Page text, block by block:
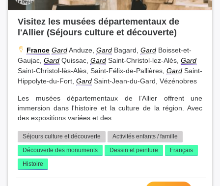
Visitez les musées départementaux de
l'Allier (Séjours culture et découverte)
France GardAnduze, Gard Bagard, Gard Boisset-et-
Gaujac, Gard Quissac, Gard Saint-Christol-lez-Alès, Gard
Saint-Christol-lès-Alès, Saint-Félix-de-Pallières, Gard Saint-
Hippolyte-du-Fort, Gard Saint-Jean-du-Gard, Vézénobres
Les musées départementaux de l'Allier offrent une
immersion dans l'histoire et la culture de la région. Avec
des expositions variées et des...
Séjours culture et découverte
Activités enfants / famille
Découverte des monuments
Dessin et peinture
Français
Histoire